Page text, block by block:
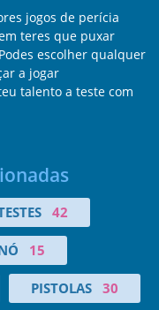
jogos de perícia
teres que puxar
escolher qualquer
a jogar
talento a teste com
42
15
PISTOLAS 30